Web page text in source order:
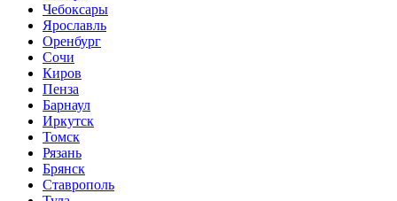
Чебоксары
Ярославль
Оренбург
Сочи
Киров
Пенза
Барнаул
Иркутск
Томск
Рязань
Брянск
Ставрополь